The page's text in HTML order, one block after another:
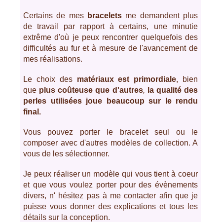
Certains de mes bracelets me demandent plus
de travail par rapport à certains, une minutie
extrême d'où je peux rencontrer quelquefois des
difficultés au fur et à mesure de l'avancement de
mes réalisations.
Le choix des matériaux est primordiale, bien
que plus coûteuse que d'autres, la qualité des
perles utilisées joue beaucoup sur le rendu
final.
Vous pouvez porter le bracelet seul ou le
composer avec d'autres modèles de collection. A
vous de les sélectionner.
Je peux réaliser un modèle qui vous tient à coeur
et que vous voulez porter pour des évènements
divers, n' hésitez pas à me contacter afin que je
puisse vous donner des explications et tous les
détails sur la conception.